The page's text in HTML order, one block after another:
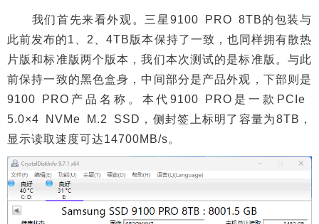
我们首先来看外观。三星9100 PRO 8TB的包装与
此前发布的1、2、4TB版本保持了一致，也同样拥有散热
片版和标准版两个版本，我们本次测试的是标准版。与此
前保持一致的黑色盒身，中间部分是产品外观，下部则是
9100 PRO产品名称。本代9100 PRO是一款PCIe
5.0×4 NVMe M.2 SSD，侧封签上标明了容量为8TB，
显示读取速度可达14700MB/s。